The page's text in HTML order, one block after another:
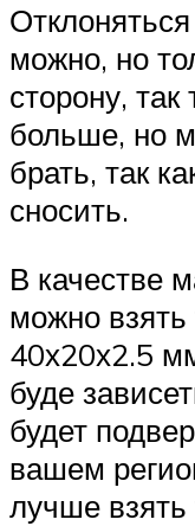
можно, но
сторону,
больше, но
брать, так
сносить.
В качестве
можно взять
40х20х2.5
буде
будет
вашем
лучше